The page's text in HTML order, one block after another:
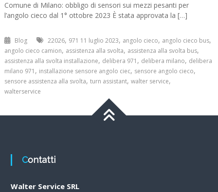
Comune di Milano: obbligo di sensori sui mezzi pesanti per
l’angolo cieco dal 1° ottobre 2023 È stata approvata la […]
Blog 22026, 971 11 luglio 2023, angolo cieco, angolo cieco bus,
angolo cieco camion, assistenza alla svolta, assistenza alla svolta bus,
assistenza alla svolta installazione, delibera 971 , delibera milano, delibera
milano 971 , installazione sensore angolo ciec, sensore angolo cieco,
sensore assistenza alla svolta, turn assistant, walter service,
walterservice
Contatti
Walter Service SRL